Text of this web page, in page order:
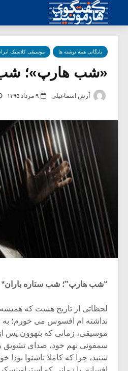
بایگانی همه نوشته ها موسیقی کلاسیک
«شب هارپ»؛ شب
آرش اسماعیلی ۹ مرداد ۱۳۹۵
“شب هارپ”؛ شب ستاره باران*
لحظاتی از تاریخ هست که همیشه
نداشته ام افسوس می خورم؛
موسیقی، زمانی که بتهوون پس
سمفونی نهم خود، صدای تشویق
شنید، چرا که کاملا ناشنوا بود!